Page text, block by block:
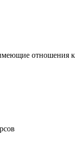
отношения к